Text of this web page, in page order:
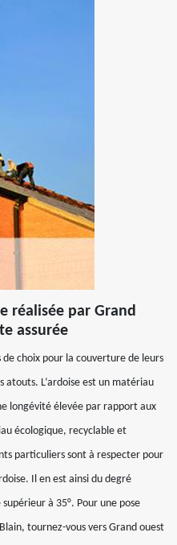
réalisée par Grand
assurée
de choix pour la couverture de leurs
atouts. L’ardoise est un matériau
longévité élevée par rapport aux
écologique, recyclable et
particuliers sont à respecter pour
Il en est ainsi du degré
à 35°. Pour une pose
tournez-vous vers Grand ouest